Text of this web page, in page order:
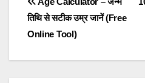
Post
navigation
तिथि से सटीक उम्र जानें (Free
Online Tool)